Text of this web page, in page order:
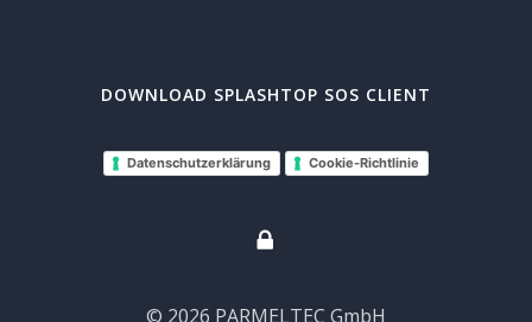
DOWNLOAD SPLASHTOP SOS CLIENT
Datenschutzerklärung Cookie-Richtlinie
© 2026 PARMELTEC GmbH